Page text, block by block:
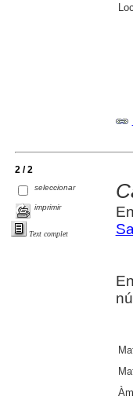
2 / 2
seleccionar
imprimir
Text complet